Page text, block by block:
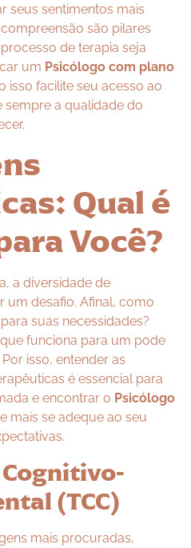
seus sentimentos mais
são pilares
de terapia seja
um Psicólogo com plano
isso facilite seu acesso ao
sempre a qualidade do
Qual é
Você?
a diversidade de
um desafio. Afinal, como
suas necessidades?
funciona para um pode
isso, entender as
é essencial para
e encontrar o Psicólogo
mais se adeque ao seu
(TCC)
mais procuradas,